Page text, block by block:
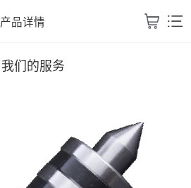
产品详情
我们的服务